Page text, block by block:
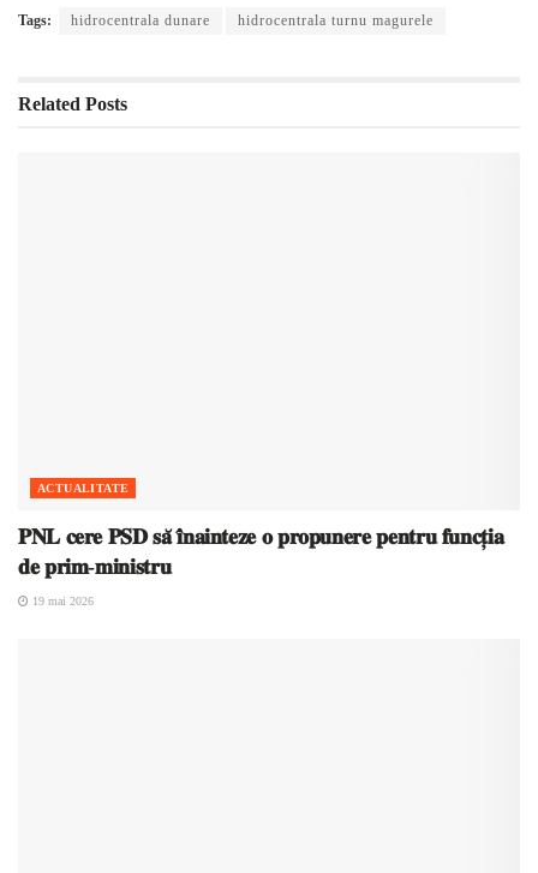
Tags: hidrocentrala dunare hidrocentrala turnu magurele
Related Posts
ACTUALITATE
𝐏𝐍𝐋 𝐜𝐞𝐫𝐞 𝐏𝐒𝐃 𝐬𝐚̆ 𝐢̂𝐧𝐚𝐢𝐧𝐭𝐞𝐳𝐞 𝐨 𝐩𝐫𝐨𝐩𝐮𝐧𝐞𝐫𝐞 𝐩𝐞𝐧𝐭𝐫𝐮 𝐟𝐮𝐧𝐜𝐭̦𝐢𝐚
𝐝𝐞 𝐩𝐫𝐢𝐦-𝐦𝐢𝐧𝐢𝐬𝐭𝐫𝐮
19 mai 2026